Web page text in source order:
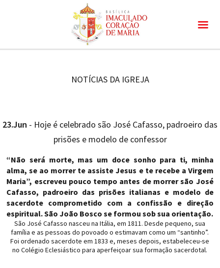
NOTÍCIAS DA IGREJA
23.Jun - Hoje é celebrado são José Cafasso, padroeiro das
prisões e modelo de confessor
“Não será morte, mas um doce sonho para ti, minha
alma, se ao morrer te assiste Jesus e te recebe a Virgem
Maria”, escreveu pouco tempo antes de morrer são José
Cafasso, padroeiro das prisões italianas e modelo de
sacerdote comprometido com a confissão e direção
espiritual. São João Bosco se formou sob sua orientação.
São José Cafasso nasceu na Itália, em 1811. Desde pequeno, sua
família e as pessoas do povoado o estimavam como um “santinho”.
Foi ordenado sacerdote em 1833 e, meses depois, estabeleceu-se
no Colégio Eclesiástico para aperfeiçoar sua formação sacerdotal.